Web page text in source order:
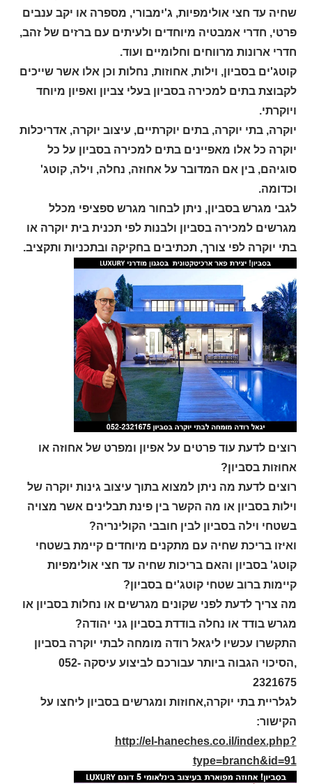
שחיה עד חצי אולימפיות, ג'ימבורי, מספרה או יקב ענבים
פרטי, חדרי אמבטיה מיוחדים ולעיתים עם ברזים של זהב,
חדרי ארונות מרווחים וחלומיים ועוד.
קוטג'ים בסביון, וילות, אחוזות, נחלות וכן אלו אשר שייכים
לקבוצת בתים למכירה בסביון בעלי צביון ואפיון מיוחד
ויוקרתי.
יוקרה, בתי יוקרה, בתים יוקרתיים, עיצוב יוקרה, אדריכלות
יוקרה כל אלו מאפיינים בתים למכירה בסביון על כל
סוגיהם, בין אם המדובר על אחוזה, נחלה, וילה, קוטג'
וכדומה.
לגבי מגרש בסביון, ניתן לבחור מגרש ספציפי מכלל
מגרשים למכירה בסביון ולבנות לפי תכנית בית יוקרה או
בתי יוקרה לפי צורך, תכתיבים בחקיקה ובתכניות ותקציב.
רוצים לדעת עוד פרטים על אפיון ומפרט של אחוזה או
אחוזות בסביון?
רוצים לדעת מה ניתן למצוא בתוך עיצוב גינות יוקרה של
וילות בסביון או מה הקשר בין פינת תבלינים אשר מצויה
בשטחי וילה בסביון לבין חובבי הקולינריה?
ואיזו בריכת שחיה עם מתקנים מיוחדים קיימת בשטחי
קוטג' בסביון והאם בריכות שחיה עד חצי אולימפיות
קיימות ברוב שטחי קוטג'ים בסביון?
מה צריך לדעת לפני שקונים מגרשים או נחלות בסביון או
מגרש בודד או נחלה בודדת בסביון גני יהודה?
התקשרו עכשיו ליגאל רודה מומחה לבתי יוקרה בסביון
,הסיכוי הגבוה ביותר עבורכם לביצוע עיסקה 052-
2321675
לגלריית בתי יוקרה,אחוזות ומגרשים בסביון ליחצו על
הקישור:
http://el-haneches.co.il/index.php?
type=branch&id=91